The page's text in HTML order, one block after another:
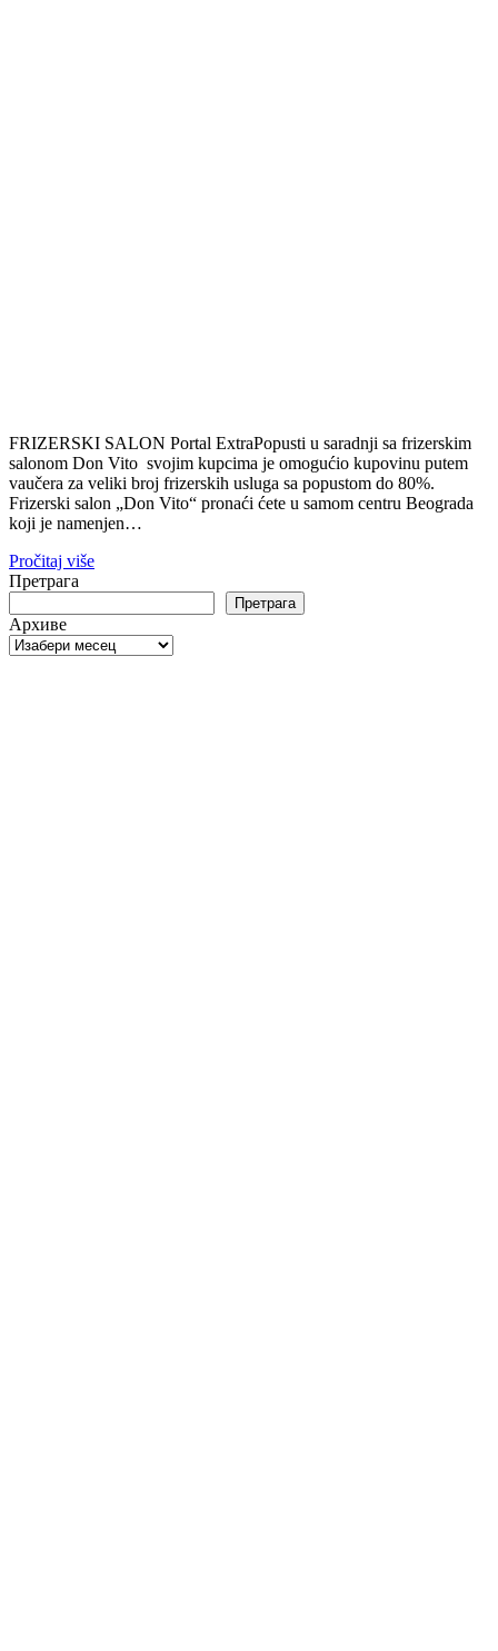
FRIZERSKI SALON Portal ExtraPopusti u saradnji sa frizerskim
salonom Don Vito svojim kupcima je omogućio kupovinu putem
vaučera za veliki broj frizerskih usluga sa popustom do 80%.
Frizerski salon „Don Vito“ pronaći ćete u samom centru Beograda
koji je namenjen…
Pročitaj više
Претрага
Претрага
Архиве